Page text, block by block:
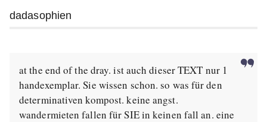
dadasophien
at the end of the dray. ist auch dieser TEXT nur 1
handexemplar. Sie wissen schon. so was für den
determinativen kompost. keine angst.
wandermieten fallen für SIE in keinen fall an. eine